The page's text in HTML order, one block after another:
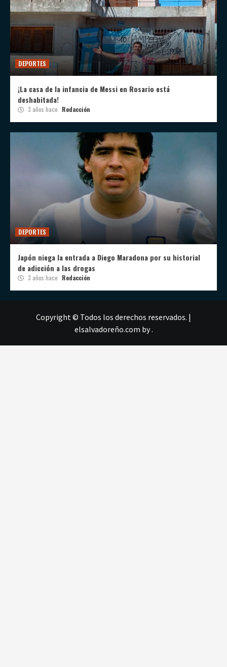
DEPORTES
¡La casa de la infancia de Messi en Rosario está
deshabitada!
3 años hace Redacción
DEPORTES
Japón niega la entrada a Diego Maradona por su historial
de adicción a las drogas
3 años hace Redacción
Copyright © Todos los derechos reservados. |
elsalvadoreño.com by .